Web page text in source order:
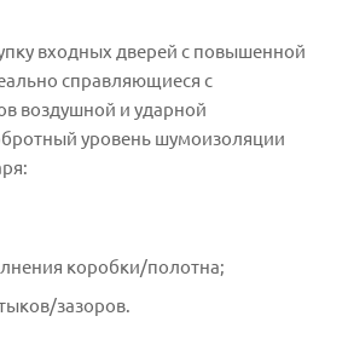
входных дверей с повышенной
справляющиеся с
воздушной и ударной
уровень шумоизоляции
коробки/полотна;
зазоров.